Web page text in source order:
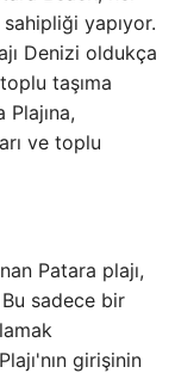
yapıyor.
Denizi oldukça
taşıma
ve toplu
Patara plajı,
sadece bir
girişinin